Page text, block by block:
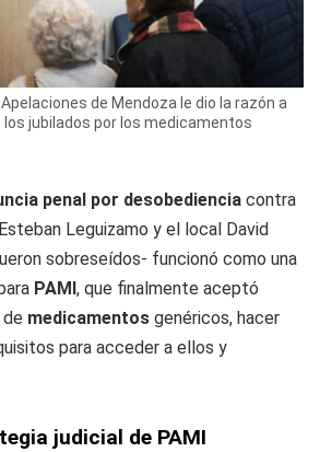
de Mendoza le dio la razón a
los jubilados por los medicamentos
penal por desobediencia contra
Leguizamo y el local David
sobreseídos- funcionó como una
PAMI , que finalmente aceptó
medicamentos genéricos, hacer
para acceder a ellos y
judicial de PAMI